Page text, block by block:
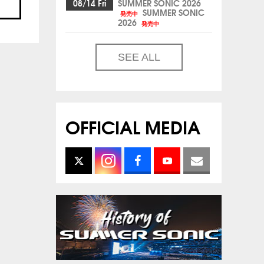
08/14 Fri SUMMER SONIC 2026
発売中 SUMMER SONIC
2026 発売中
SEE ALL
OFFICIAL MEDIA